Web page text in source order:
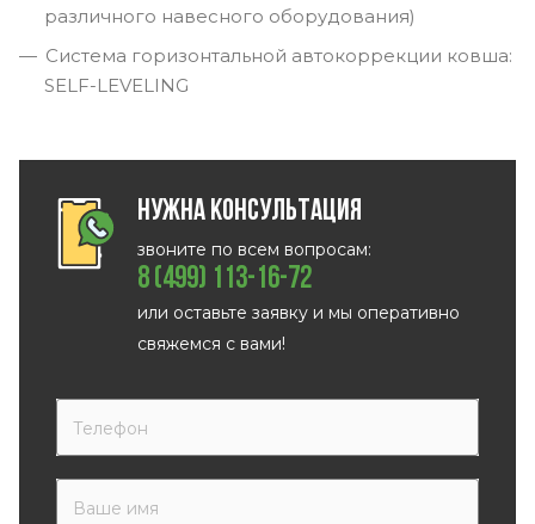
различного навесного оборудования)
Система горизонтальной автокоррекции ковша:
SELF-LEVELING
Нужна консультация
звоните по всем вопросам:
8 (499) 113-16-72
или оставьте заявку и мы оперативно
свяжемся с вами!